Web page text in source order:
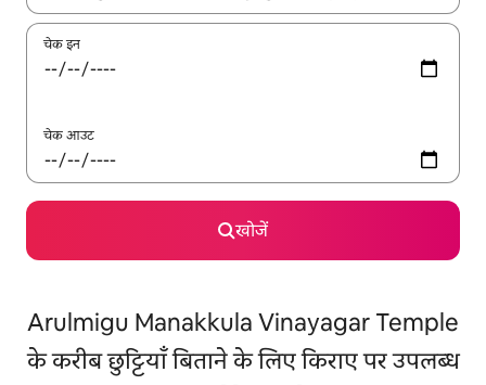
चेक इन
चेक आउट
खोजें
Arulmigu Manakkula Vinayagar Temple
के करीब छुट्टियाँ बिताने के लिए किराए पर उपलब्ध